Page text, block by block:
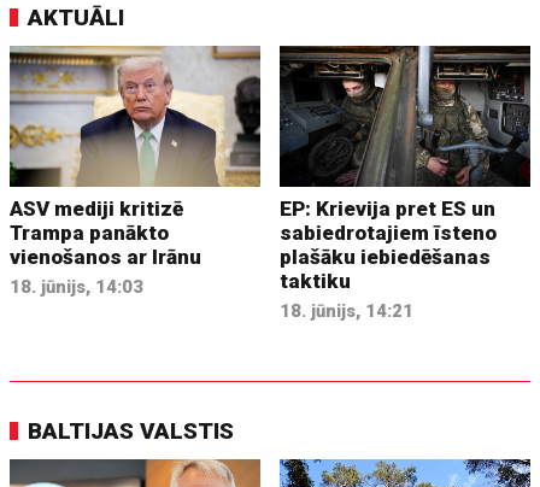
AKTUĀLI
ASV mediji kritizē
Trampa panākto
vienošanos ar Irānu
18. jūnijs, 14:03
EP: Krievija pret ES un
sabiedrotajiem īsteno
plašāku iebiedēšanas
taktiku
18. jūnijs, 14:21
BALTIJAS VALSTIS